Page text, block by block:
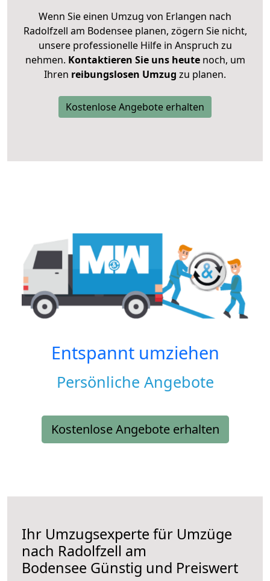
Wenn Sie einen Umzug von Erlangen nach
Radolfzell am Bodensee planen, zögern Sie nicht,
unsere professionelle Hilfe in Anspruch zu
nehmen. Kontaktieren Sie uns heutenoch, um
Ihren reibungslosen Umzug zu planen.
Kostenlose Angebote erhalten
Entspannt umziehen
Persönliche Angebote
Kostenlose Angebote erhalten
Ihr Umzugsexperte für Umzüge
nach Radolfzell am
Bodensee Günstig und Preiswert